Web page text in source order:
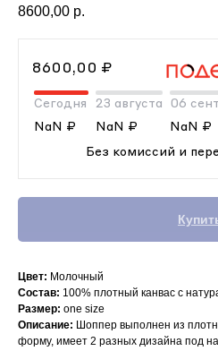
8600,00 р.
8600,00 ₽
Сегодня
NaN ₽
23 августа
NaN ₽
06
NaN ₽
Без комиссий и
Цвет: Молочный
Состав: 100% плотный канвас с
Размер: one size
Описание: Шоппер выполнен из
форму, имеет 2 разных дизайна под